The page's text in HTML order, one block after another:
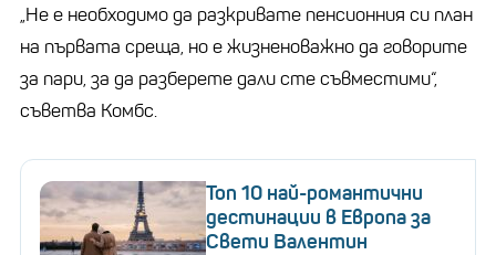
„Не е необходимо да разкривате пенсионния си план
на първата среща, но е жизненоважно да говорите
за пари, за да разберете дали сте съвместими“,
съветва Комбс.
Топ 10 най-романтични
дестинации в Европа за
Свети Валентин